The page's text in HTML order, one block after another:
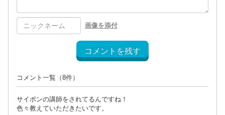
画像を添付
コメントを残す
コメント一覧 （8件）
サイポンの講師をされてるんですね！
色々教えていただきたいです。